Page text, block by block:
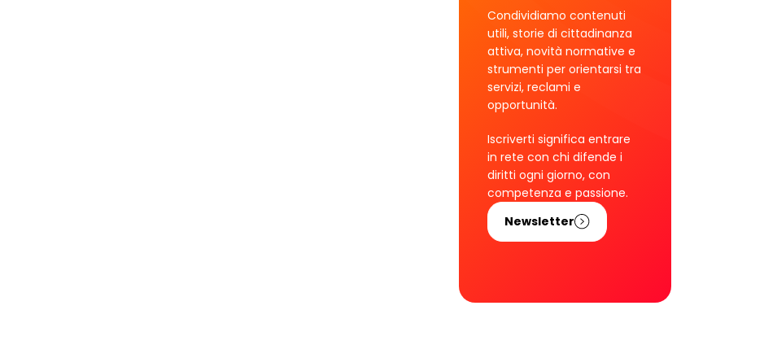
Condividiamo contenuti
utili, storie di cittadinanza
attiva, novità normative e
strumenti per orientarsi tra
servizi, reclami e
opportunità.
Iscriverti significa entrare
in rete con chi difende i
diritti ogni giorno, con
competenza e passione.
Newsletter